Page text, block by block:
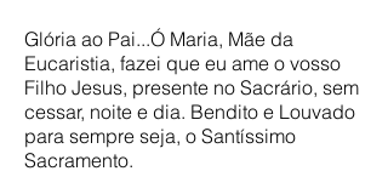
Glória ao Pai...Ó Maria, Mãe da
Eucaristia, fazei que eu ame o vosso
Filho Jesus, presente no Sacrário, sem
cessar, noite e dia. Bendito e Louvado
para sempre seja, o Santíssimo
Sacramento.